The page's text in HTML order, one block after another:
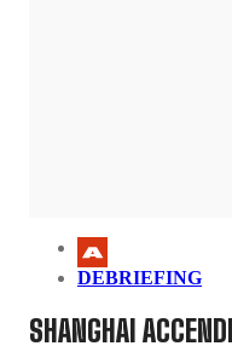
DEBRIEFING
SHANGHAI